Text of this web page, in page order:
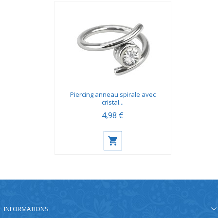
Piercing anneau spirale avec
cristal...
4,98 €
INFORMATIONS